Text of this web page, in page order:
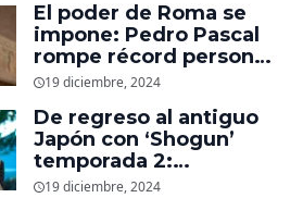
luciera el nuevo traje
del superhéroe
El poder de Roma se
impone: Pedro Pascal
rompe récord personal
en taquilla con
19 diciembre, 2024
De regreso al antiguo
Japón con ‘Shogun’
temporada 2:
Showrunners explican
19 diciembre, 2024